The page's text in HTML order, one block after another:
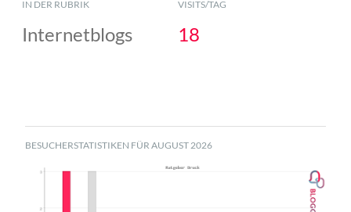
IN DER RUBRIK
Internetblogs
VISITS/TAG
18
BESUCHERSTATISTIKEN FÜR AUGUST 2026